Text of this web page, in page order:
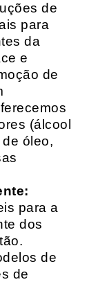
de
para
da
e
de
(álcool
óleo,
para a
dos
de
de